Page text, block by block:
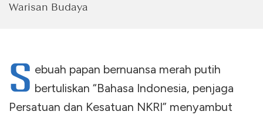
Warisan Budaya
S ebuah papan bernuansa merah putih
bertuliskan “Bahasa Indonesia, penjaga
Persatuan dan Kesatuan NKRI” menyambut